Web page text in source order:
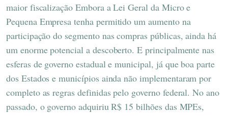
maior fiscalização Embora a Lei Geral da Micro e
Pequena Empresa tenha permitido um aumento na
participação do segmento nas compras públicas, ainda há
um enorme potencial a descoberto. E principalmente nas
esferas de governo estadual e municipal, já que boa parte
dos Estados e municípios ainda não implementaram por
completo as regras definidas pelo governo federal. No ano
passado, o governo adquiriu R$ 15 bilhões das MPEs,